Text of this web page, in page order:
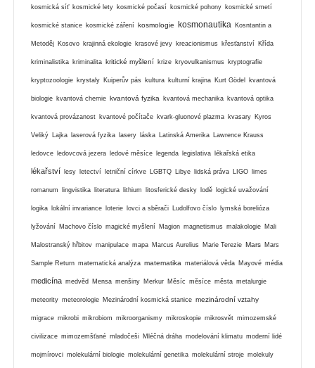
kosmická síť kosmické lety kosmické počasí kosmické pohony kosmické smetí
kosmické stanice kosmické záření kosmologie kosmonautika Kosntantin a
Metoděj Kosovo krajinná ekologie krasové jevy kreacionismus křesťanství Křída
kriminalistika kriminalita kritické myšlení krize kryovulkanismus kryptografie
kryptozoologie krystaly Kuiperův pás kultura kulturní krajina Kurt Gödel kvantová
biologie kvantová chemie kvantová fyzika kvantová mechanika kvantová optika
kvantová provázanost kvantové počítače kvark-gluonové plazma kvasary Kyros
Veliký Lajka laserová fyzika lasery láska Latinská Amerika Lawrence Krauss
ledovce ledovcová jezera ledové měsíce legenda legislativa lékařská etika
lékařství lesy letectví letniční církve LGBTQ Libye lidská práva LIGO limes
romanum lingvistika literatura lithium litosferické desky lodě logické uvažování
logika lokální invariance loterie lovci a sběrači Ludolfovo číslo lymská borelióza
lyžování Machovo číslo magické myšlení Magion magnetismus malakologie Mali
Malostranský hřbitov manipulace mapa Marcus Aurelius Marie Terezie Mars Mars
Sample Return matematická analýza matematika materiálová věda Mayové média
medicína medvěd Mensa menšiny Merkur Měsíc měsíce města metalurgie
meteority meteorologie Mezinárodní kosmická stanice mezinárodní vztahy
migrace mikrobi mikrobiom mikroorganismy mikroskopie mikrosvět mimozemské
civilizace mimozemšťané mladočeši Mléčná dráha modelování klimatu moderní lidé
mojmírovci molekulární biologie molekulární genetika molekulární stroje molekuly